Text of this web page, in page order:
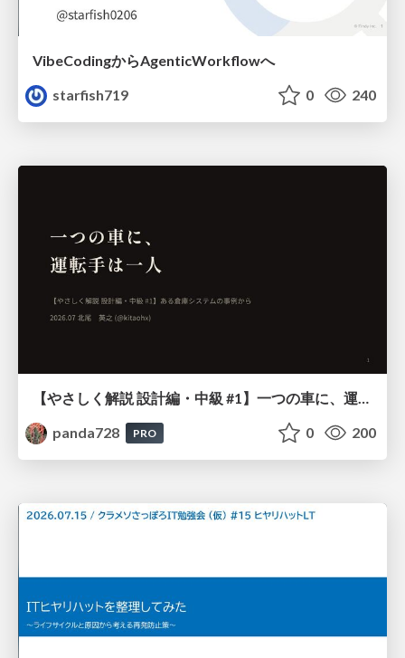
VibeCodingからAgenticWorkflowへ
starfish719
0 240
panda728
PRO 0 200